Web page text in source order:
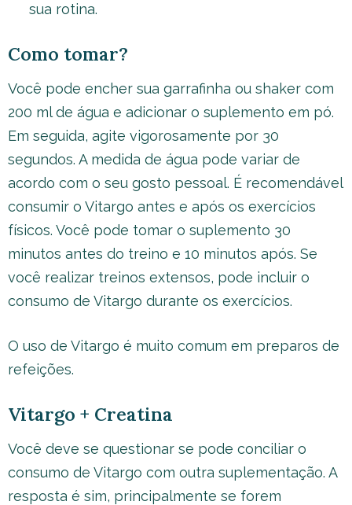
sua rotina.
Como tomar?
Você pode encher sua garrafinha ou shaker com
200 ml de água e adicionar o suplemento em pó.
Em seguida, agite vigorosamente por 30
segundos. A medida de água pode variar de
acordo com o seu gosto pessoal. É recomendável
consumir o Vitargo antes e após os exercícios
físicos. Você pode tomar o suplemento 30
minutos antes do treino e 10 minutos após. Se
você realizar treinos extensos, pode incluir o
consumo de Vitargo durante os exercícios.
O uso de Vitargo é muito comum em preparos de
refeições.
Vitargo + Creatina
Você deve se questionar se pode conciliar o
consumo de Vitargo com outra suplementação. A
resposta é sim, principalmente se forem